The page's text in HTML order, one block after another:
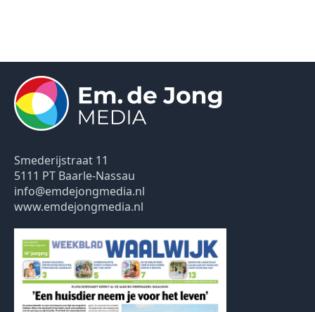
Smederijstraat 11
5111 PT Baarle-Nassau
info@emdejongmedia.nl
www.emdejongmedia.nl